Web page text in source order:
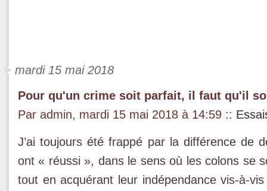
mardi 15 mai 2018
Pour qu'un crime soit parfait, il faut qu'il
Par admin, mardi 15 mai 2018 à 14:59 ::
J’ai toujours été frappé par la différence de
ont « réussi », dans le sens où les colons se
tout en acquérant leur indépendance vis-à-